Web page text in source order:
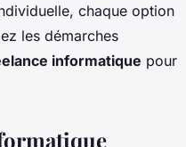
chaque option
les démarches
informatique pour